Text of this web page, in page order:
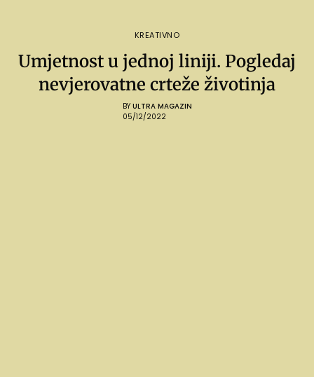
KREATIVNO
Umjetnost u jednoj liniji. Pogledaj
nevjerovatne crteže životinja
BY ULTRA MAGAZIN
05/12/2022